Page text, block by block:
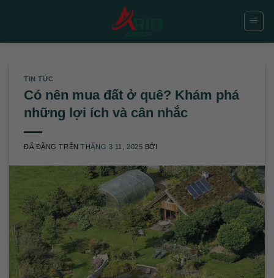
TIN TỨC
Có nên mua đất ở quê? Khám phá
những lợi ích và cân nhắc
ĐÃ ĐĂNG TRÊNTHÁNG 3 11, 2025 BỞI